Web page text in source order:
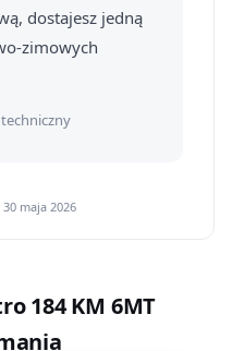
dostajesz jedną
zimowych
maja 2026
184 KM 6MT